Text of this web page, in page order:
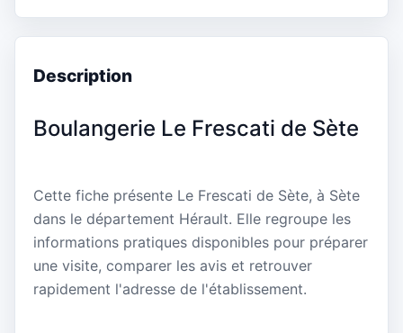
Description
Boulangerie Le Frescati de Sète
Cette fiche présente Le Frescati de Sète, à Sète
dans le département Hérault. Elle regroupe les
informations pratiques disponibles pour préparer
une visite, comparer les avis et retrouver
rapidement l'adresse de l'établissement.